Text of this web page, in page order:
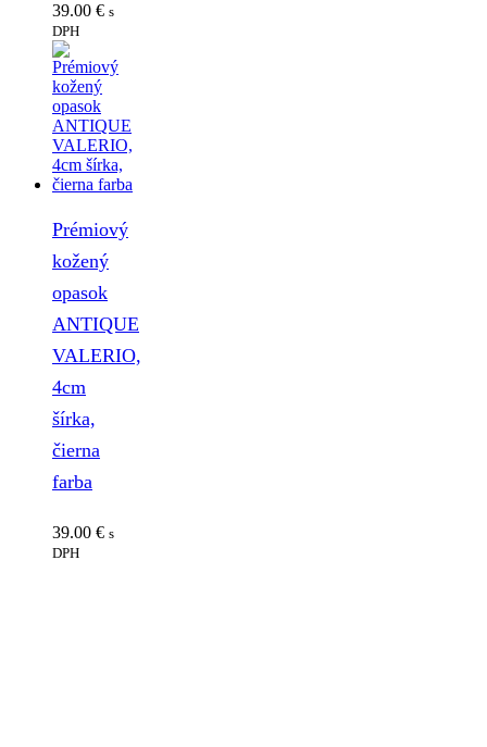
39.00 € s
DPH
Prémiový
kožený
opasok
ANTIQUE
VALERIO,
4cm
šírka,
čierna
farba
39.00 € s
DPH